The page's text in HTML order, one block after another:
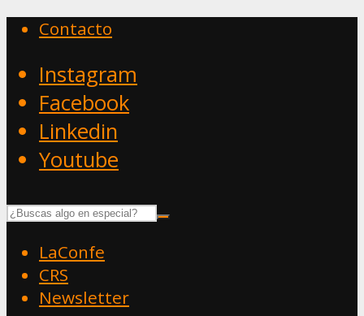
Contacto
Instagram
Facebook
Linkedin
Youtube
LaConfe
CRS
Newsletter